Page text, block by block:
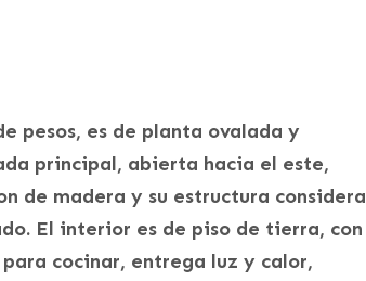
pesos, es de planta ovalada y
principal, abierta hacia el este,
de madera y su estructura considera
El interior es de piso de tierra, con
cocinar, entrega luz y calor,